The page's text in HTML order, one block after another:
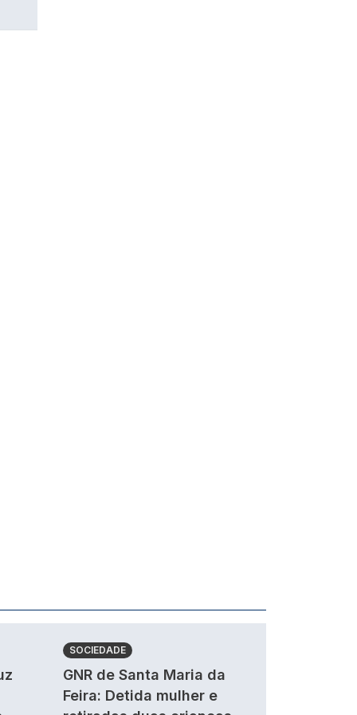
SOCIEDADE
GNR de Santa Maria da
Feira: Detida mulher e